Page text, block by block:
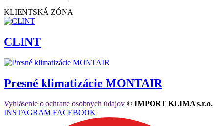
KLIENTSKÁ ZÓNA
CLINT
Presné klimatizácie MONTAIR
Vyhlásenie o ochrane osobných údajov © IMPORT KLIMA s.r.o.
INSTAGRAM FACEBOOK